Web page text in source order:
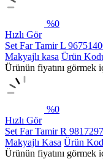
%0
Hızlı Gör
Set Far Tamir L
Makyajlı kasa Ürün
Ürünün fiyatını görmek
%0
Hızlı Gör
Set Far Tamir R
Makyajlı Kasa Ürün
Ürünün fiyatını görmek